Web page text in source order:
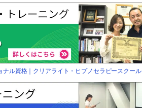
ル資格｜クリアライト・ヒプノセラピースクール